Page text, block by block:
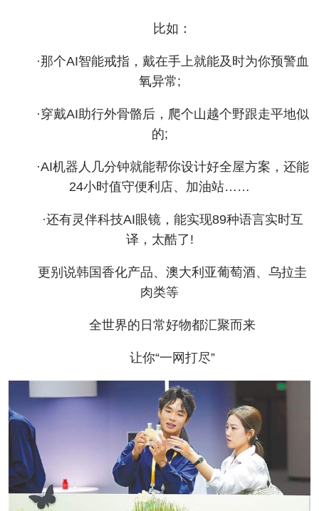
比如：
·那个AI智能戒指，戴在手上就能及时为你预警血
氧异常;
·穿戴AI助行外骨骼后，爬个山越个野跟走平地似
的;
·AI机器人几分钟就能帮你设计好全屋方案，还能
24小时值守便利店、加油站……
·还有灵伴科技AI眼镜，能实现89种语言实时互
译，太酷了!
更别说韩国香化产品、澳大利亚葡萄酒、乌拉圭
肉类等
全世界的日常好物都汇聚而来
让你“一网打尽”